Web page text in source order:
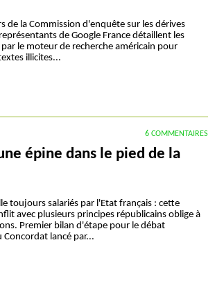
de la Commission d'enquête sur les dérives
de Google France détaillent les
le moteur de recherche américain pour
illicites...
6 COMMENTAIRES
épine dans le pied de la
toujours salariés par l'Etat français : cette
avec plusieurs principes républicains oblige à
Premier bilan d'étape pour le débat
lancé par...